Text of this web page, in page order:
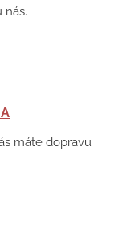
nás.
máte dopravu